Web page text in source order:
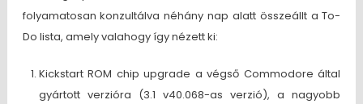
folyamatosan konzultálva néhány nap alatt összeállt a To-
Do lista, amely valahogy így nézett ki:
Kickstart ROM chip upgrade a végső Commodore által
gyártott verzióra (3.1 v40.068-as verzió), a nagyobb